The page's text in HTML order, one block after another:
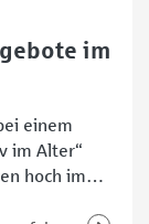
im
einem
im Alter“
hoch im